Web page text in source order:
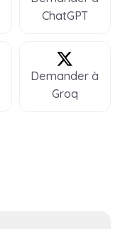
ChatGPT
Demander à
Groq